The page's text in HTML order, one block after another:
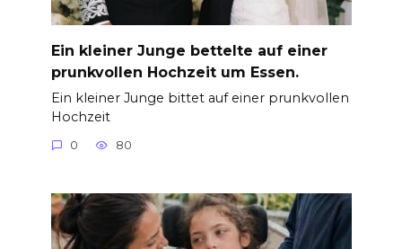
Ein kleiner Junge bettelte auf einer
prunkvollen Hochzeit um Essen.
Ein kleiner Junge bittet auf einer prunkvollen
Hochzeit
0 80